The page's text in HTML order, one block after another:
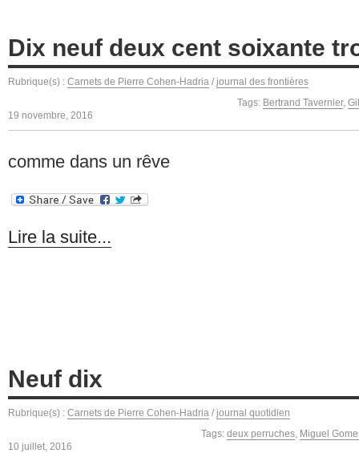
Dix neuf deux cent soixante
Rubrique(s) : Carnets de Pierre Cohen-Hadria / journal des frontières
Tags: Bertrand Tavernier,
19 novembre, 2016
comme dans un rêve
Lire la suite...
Neuf dix
Rubrique(s) : Carnets de Pierre Cohen-Hadria / journal quotidien
Tags: deux perruches Miguel
10 juillet, 2016